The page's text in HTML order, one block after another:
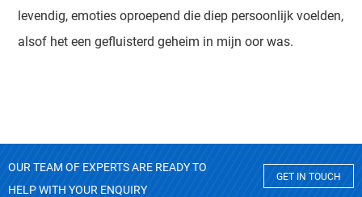
levendig, emoties oproepend die diep persoonlijk voelden,
alsof het een gefluisterd geheim in mijn oor was.
OUR TEAM OF EXPERTS ARE READY TO
HELP WITH YOUR ENQUIRY
GET IN TOUCH